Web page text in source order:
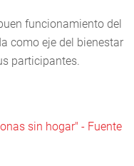
funcionamiento del
como eje del bienestar
participantes.
sin hogar" - Fuente